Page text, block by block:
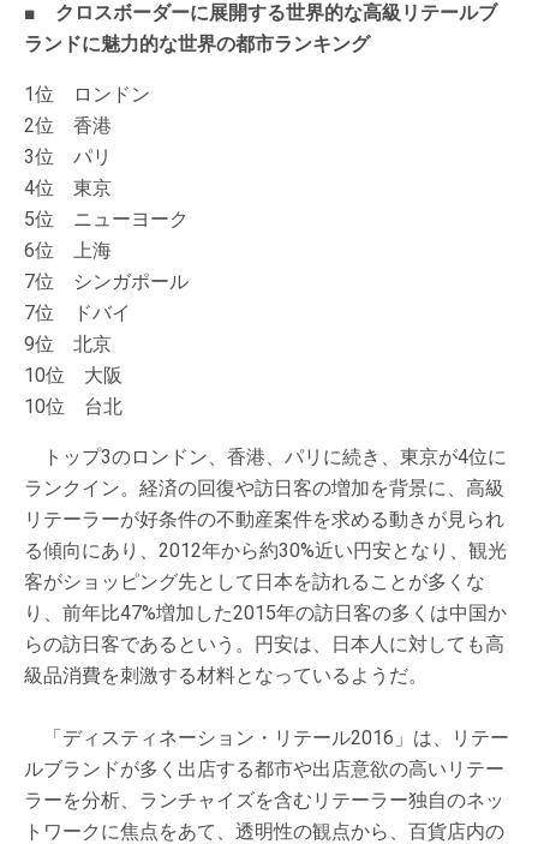
■ クロスボーダーに展開する世界的な高級リテールブ
ランドに魅力的な世界の都市ランキング
1位 ロンドン
2位 香港
3位 パリ
4位 東京
5位 ニューヨーク
6位 上海
7位 シンガポール
7位 ドバイ
9位 北京
10位 大阪
10位 台北
トップ3のロンドン、香港、パリに続き、東京が4位に
ランクイン。経済の回復や訪日客の増加を背景に、高級
リテーラーが好条件の不動産案件を求める動きが見られ
る傾向にあり、2012年から約30%近い円安となり、観光
客がショッピング先として日本を訪れることが多くな
り、前年比47%増加した2015年の訪日客の多くは中国か
らの訪日客であるという。円安は、日本人に対しても高
級品消費を刺激する材料となっているようだ。
「ディスティネーション・リテール2016」は、リテー
ルブランドが多く出店する都市や出店意欲の高いリテー
ラーを分析、ランチャイズを含むリテーラー独自のネッ
トワークに焦点をあて、透明性の観点から、百貨店内の